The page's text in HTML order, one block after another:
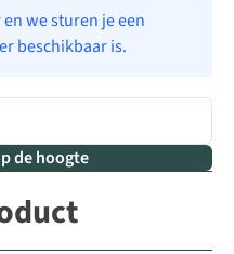
we sturen je een
beschikbaar is.
de hoogte